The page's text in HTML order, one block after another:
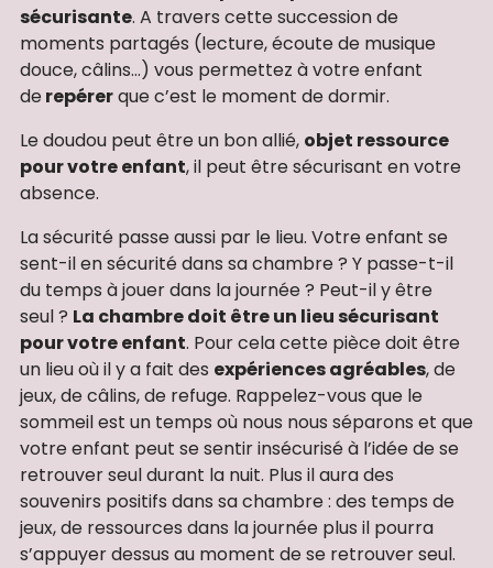
sécurisante. A travers cette succession de
moments partagés (lecture, écoute de musique
douce, câlins…) vous permettez à votre enfant
derepérerque c’est le moment de dormir.
Le doudou peut être un bon allié, objet ressource
pour votre enfant, il peut être sécurisant en votre
absence.
La sécurité passe aussi par le lieu. Votre enfant se
sent-il en sécurité dans sa chambre ? Y passe-t-il
du temps à jouer dans la journée ? Peut-il y être
seul ? La chambre doit être un lieu sécurisant
pour votre enfant. Pour cela cette pièce doit être
un lieu où il y a fait des expériences agréables, de
jeux, de câlins, de refuge. Rappelez-vous que le
sommeil est un temps où nous nous séparons et que
votre enfant peut se sentir insécurisé à l’idée de se
retrouver seul durant la nuit. Plus il aura des
souvenirs positifs dans sa chambre : des temps de
jeux, de ressources dans la journée plus il pourra
s’appuyer dessus au moment de se retrouver seul.